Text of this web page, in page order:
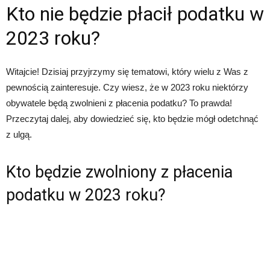
Kto nie będzie płacił podatku w
2023 roku?
Witajcie! Dzisiaj przyjrzymy się tematowi, który wielu z Was z
pewnością zainteresuje. Czy wiesz, że w 2023 roku niektórzy
obywatele będą zwolnieni z płacenia podatku? To prawda!
Przeczytaj dalej, aby dowiedzieć się, kto będzie mógł odetchnąć
z ulgą.
Kto będzie zwolniony z płacenia
podatku w 2023 roku?